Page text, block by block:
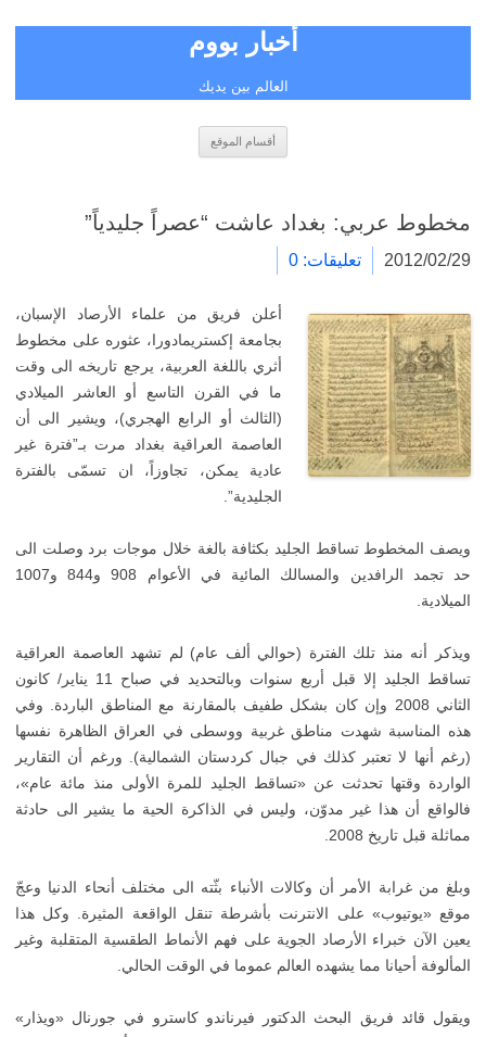
أخبار بووم
العالم بين يديك
أقسام الموقع
مخطوط عربي: بغداد عاشت “عصراً جليدياً”
2012/02/29 تعليقات: 0
أعلن فريق من علماء الأرصاد الإسبان،
بجامعة إكستريمادورا، عثوره على مخطوط
أثري باللغة العربية، يرجع تاريخه الى وقت
ما في القرن التاسع أو العاشر الميلادي
(الثالث أو الرابع الهجري)، ويشير الى أن
العاصمة العراقية بغداد مرت بـ”فترة غير
عادية يمكن، تجاوزاً، ان تسمّى بالفترة
الجليدية”.
ويصف المخطوط تساقط الجليد بكثافة بالغة خلال موجات برد وصلت الى
حد تجمد الرافدين والمسالك المائية في الأعوام 908 و844 و1007
الميلادية.
ويذكر أنه منذ تلك الفترة (حوالي ألف عام) لم تشهد العاصمة العراقية
تساقط الجليد إلا قبل أربع سنوات وبالتحديد في صباح 11 يناير/ كانون
الثاني 2008 وإن كان بشكل طفيف بالمقارنة مع المناطق الباردة. وفي
هذه المناسبة شهدت مناطق غربية ووسطى في العراق الظاهرة نفسها
(رغم أنها لا تعتبر كذلك في جبال كردستان الشمالية). ورغم أن التقارير
الواردة وقتها تحدثت عن «تساقط الجليد للمرة الأولى منذ مائة عام»،
فالواقع أن هذا غير مدوّن، وليس في الذاكرة الحية ما يشير الى حادثة
مماثلة قبل تاريخ 2008.
وبلغ من غرابة الأمر أن وكالات الأنباء بثّته الى مختلف أنحاء الدنيا وعجّ
موقع «يوتيوب» على الانترنت بأشرطة تنقل الواقعة المثيرة. وكل هذا
يعين الآن خبراء الأرصاد الجوية على فهم الأنماط الطقسية المتقلبة وغير
المألوفة أحيانا مما يشهده العالم عموما في الوقت الحالي.
ويقول قائد فريق البحث الدكتور فيرناندو كاسترو في جورنال «ويذار»